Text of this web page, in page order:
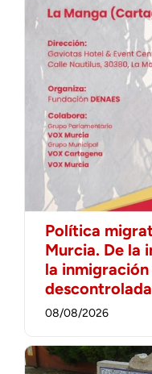
Política
Murcia. De la
la
descontrolada
08/08/2026